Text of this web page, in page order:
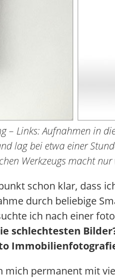
– Links: Aufnahmen in
lag bei etwa einer
Werkzeugs macht
schon klar, dass
durch beliebige
ich nach einer
schlechtesten
mich permanent mit